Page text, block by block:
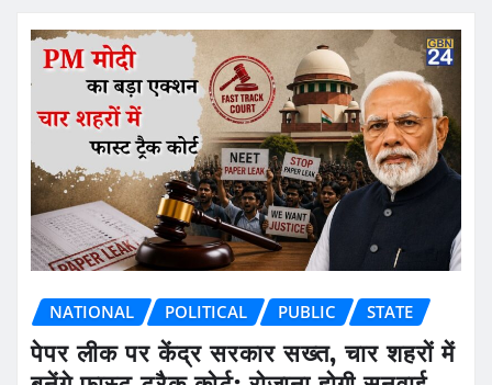
NATIONAL POLITICAL PUBLIC STATE
पेपर लीक पर केंद्र सरकार सख्त, चार शहरों में